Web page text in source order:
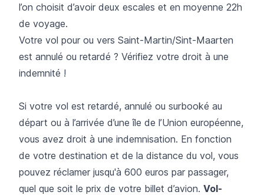
l’on choisit d’avoir deux escales et en moyenne 22h
de voyage.
Votre vol pour ou vers Saint-Martin/Sint-Maarten
est annulé ou retardé ? Vérifiez votre droit à une
indemnité !
Si votre vol est retardé, annulé ou surbooké au
départ ou à l’arrivée d’une île de l’Union européenne,
vous avez droit à une indemnisation. En fonction
de votre destination et de la distance du vol, vous
pouvez réclamer jusqu'à 600 euros par passager,
quel que soit le prix de votre billet d’avion. Vol-